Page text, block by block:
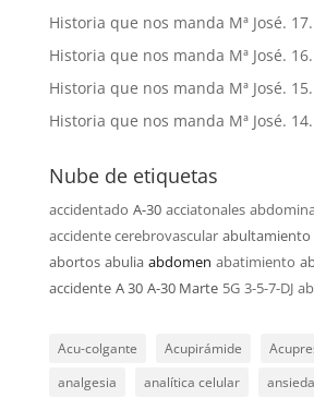
Historia que nos manda Mª José.
Historia que nos manda Mª José.
Historia que nos manda Mª José.
Historia que nos manda Mª José.
Nube de etiquetas
accidentado A-30 acciatonales
accidente cerebrovascular abultamiento
abortos abulia abdomen abatimiento
accidente A 30 A-30 Marte 5G 3-5-7-DJ
Acu-colgante Acupirámide
analgesia
analítica celular